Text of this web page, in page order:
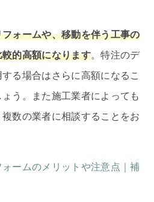
ォームや、移動を伴う工事の
的高額になります。特注のデ
る場合はさらに高額になるこ
う。また施工業者によっても
数の業者に相談することをお
ームのメリットや注意点｜補